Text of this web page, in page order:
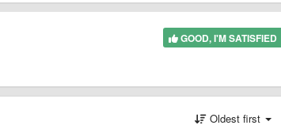
GOOD, I'M SATISFIED
Oldest first